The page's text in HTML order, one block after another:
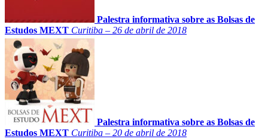
Palestra informativa sobre as Bolsas de
Estudos MEXT Curitiba – 26 de abril de 2018
Palestra informativa sobre as Bolsas de
Estudos MEXT Curitiba – 20 de abril de 2018